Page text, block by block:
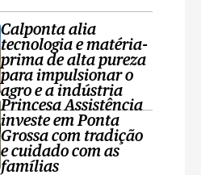
Calponta alia
tecnologia e matéria-
prima de alta pureza
para impulsionar o
agro e a indústria
Princesa Assistência
investe em Ponta
Grossa com tradição
e cuidado com as
famílias